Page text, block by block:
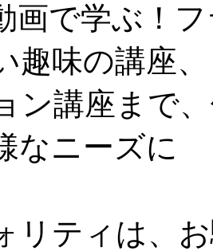
画で学ぶ！
趣味の講座、
ン講座まで
なニーズに
リティは、